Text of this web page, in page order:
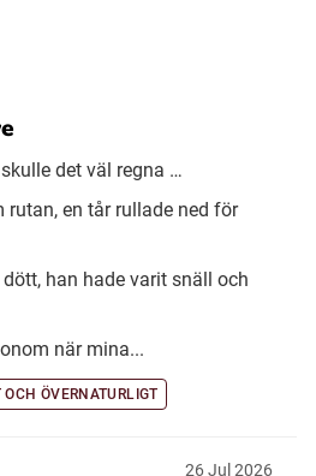
det väl regna …
en tår rullade ned för
han hade varit snäll och
när mina...
OCH ÖVERNATURLIGT
26 Jul 2026